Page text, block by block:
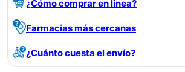
¿Cómo comprar en línea?
Farmacias más cercanas
¿Cuánto cuesta el envío?